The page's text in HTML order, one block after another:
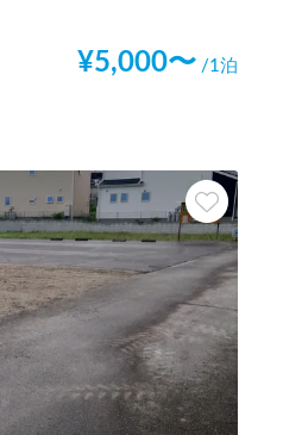
¥5,000〜 /1泊